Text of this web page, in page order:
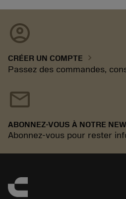
account_circle
CRÉER UN COMPTE chevron_right
Passez des commandes,
mail
ABONNEZ-VOUS À NOTRE
Abonnez-vous pour rester